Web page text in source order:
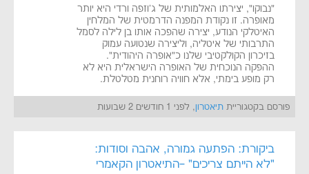
"נבוקו", יצירתו האלמותית של ג'וזפה ורדי היא יותר
מאופרה. זו נקודת המפנה הדרמטית של המלחין
האיטלקי הנודע, יצירה שהפכה אותו בן לילה לסמל
התרבותי של איטליה, וליצירה שנטועה עמוק
בזיכרון הקולקטיבי שלנו כ"אופרה היהודית".
ההפקה הנוכחית של האופרה הישראלית היא לא
רק מופע בימתי, אלא חוויה רוחנית מטלטלת.
פורסם בקטגוריית תיאטרון, לפני 1 חודשים 2 שבועות
ביקורת: הפתעה גמורה, אהבה וסודות:
"לא הייתם צריכים" –התיאטרון הקאמרי